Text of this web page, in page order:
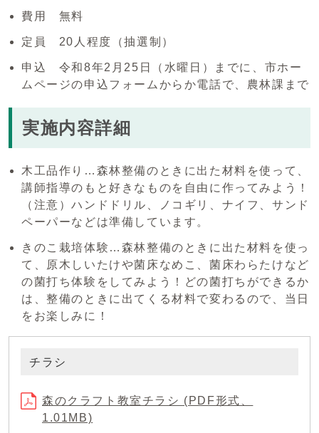
費用 無料
定員 20人程度（抽選制）
申込 令和8年2月25日（水曜日）までに、市ホー
ムページの申込フォームからか電話で、農林課まで
実施内容詳細
木工品作り…森林整備のときに出た材料を使って、
講師指導のもと好きなものを自由に作ってみよう！
（注意）ハンドドリル、ノコギリ、ナイフ、サンド
ペーパーなどは準備しています。
きのこ栽培体験…森林整備のときに出た材料を使っ
て、原木しいたけや菌床なめこ、菌床わらたけなど
の菌打ち体験をしてみよう！どの菌打ちができるか
は、整備のときに出てくる材料で変わるので、当日
をお楽しみに！
チラシ
森のクラフト教室チラシ (PDF形式、
1.01MB)